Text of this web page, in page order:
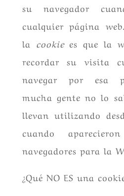
su navegador
cualquier página
la cookie es que la
recordar su visita
navegar por esa
mucha gente no lo
llevan utilizando
cuando
navegadores para la
¿Qué NO ES una